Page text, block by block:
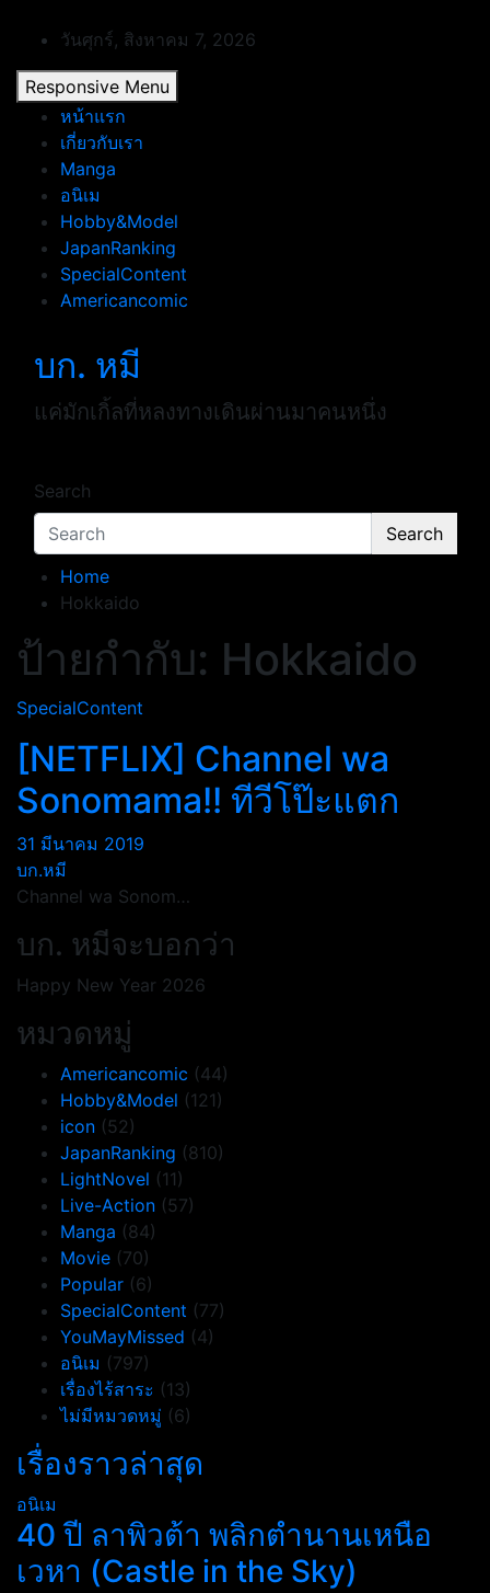
content
วันศุกร์, สิงหาคม 7, 2026
Responsive Menu
หน้าแรก
เกี่ยวกับเรา
Manga
อนิเม
Hobby&Model
JapanRanking
SpecialContent
Americancomic
บก. หมี
แค่มักเกิ้ลที่หลงทางเดินผ่านมาคนหนึ่ง
Search
Search
Home
Hokkaido
ป้ายกำกับ: Hokkaido
SpecialContent
[NETFLIX] Channel wa
Sonomama!! ทีวีโป๊ะแตก
31 มีนาคม 2019
บก.หมี
Channel wa Sonom…
บก. หมีจะบอกว่า
Happy New Year 2026
หมวดหมู่
Americancomic (44)
Hobby&Model (121)
icon (52)
JapanRanking (810)
LightNovel (11)
Live-Action (57)
Manga (84)
Movie (70)
Popular (6)
SpecialContent (77)
YouMayMissed (4)
อนิเม (797)
เรื่องไร้สาระ (13)
ไม่มีหมวดหมู่ (6)
เรื่องราวล่าสุด
อนิเม
40 ปี ลาพิวต้า พลิกตำนานเหนือ
เวหา (Castle in the Sky)